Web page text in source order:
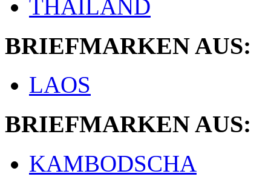
THAILAND
BRIEFMARKEN AUS:
LAOS
BRIEFMARKEN AUS:
KAMBODSCHA